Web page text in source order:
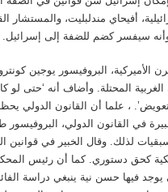
أفيحاي مندلبليت، والمستشار
وأنه سيفسر كضم للضفة إلى إسرائيل.
البروفيسور يوجين
المحتلة. وأضاف أنه ‘حتى لو
، علما أن القانون الدولي
في القانون الدولي، البروفيسور
لذلك. وقال الخبير في قوانين
كحق دستوري. كما أن رئيس
فيها حسن نية ينبغي دراسة